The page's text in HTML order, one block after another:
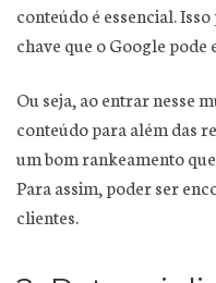
conteúdo é essencial.
chave que o Google
Ou seja, ao entrar nesse
conteúdo para além das
um bom rankeamento
Para assim, poder ser
clientes.